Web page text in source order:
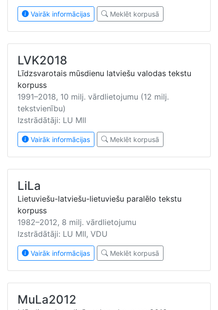
Vairāk informācijas Meklēt korpusā
LVK2018
Līdzsvarotais mūsdienu latviešu valodas tekstu
korpuss
1991–2018, 10 milj. vārdlietojumu (12 milj.
tekstvienību)
Izstrādātāji: LU MII
Vairāk informācijas Meklēt korpusā
LiLa
Lietuviešu-latviešu-lietuviešu paralēlo tekstu
korpuss
1982–2012, 8 milj. vārdlietojumu
Izstrādātāji: LU MII, VDU
Vairāk informācijas Meklēt korpusā
MuLa2012